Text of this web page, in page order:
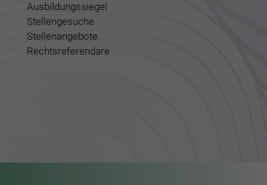
Ausbildungssiegel
Stellengesuche
Stellenangebote
Rechtsreferendare